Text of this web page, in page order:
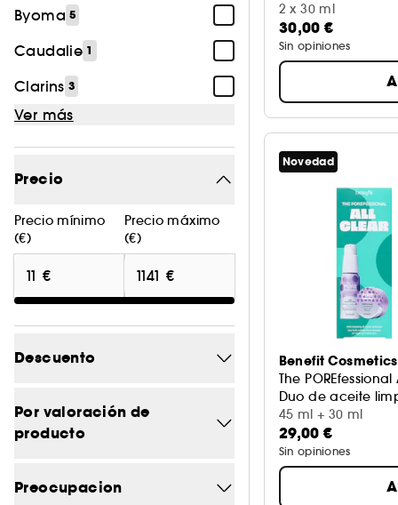
Byoma 5
Caudalie 1
Clarins 3
Ver más
Precio
Precio mínimo
(€)
Precio máximo
(€)
Descuento
-20% 2
-21.3
-21.4
Por valoración de
producto
Preocupacion
2 x 30 ml
30,00 €
Sin opiniones
Novedad
Benefit Cosmetics
The
Duo de aceite
45 ml + 30 ml
29,00 €
Sin opiniones